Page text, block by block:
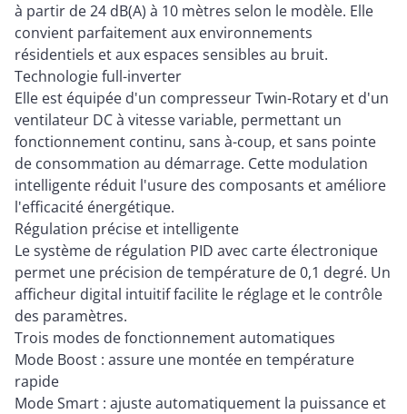
à partir de 24 dB(A) à 10 mètres selon le modèle. Elle
convient parfaitement aux environnements
résidentiels et aux espaces sensibles au bruit.
Technologie full-inverter
Elle est équipée d'un compresseur Twin-Rotary et d'un
ventilateur DC à vitesse variable, permettant un
fonctionnement continu, sans à-coup, et sans pointe
de consommation au démarrage. Cette modulation
intelligente réduit l'usure des composants et améliore
l'efficacité énergétique.
Régulation précise et intelligente
Le système de régulation PID avec carte électronique
permet une précision de température de 0,1 degré. Un
afficheur digital intuitif facilite le réglage et le contrôle
des paramètres.
Trois modes de fonctionnement automatiques
Mode Boost : assure une montée en température
rapide
Mode Smart : ajuste automatiquement la puissance et